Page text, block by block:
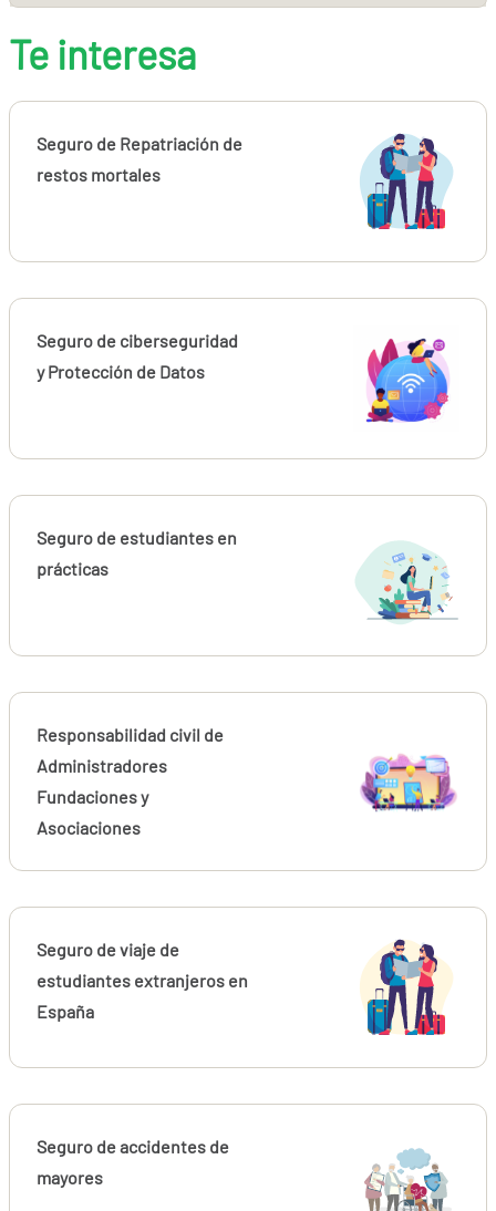
Te interesa
Seguro de Repatriación de
restos mortales
Seguro de ciberseguridad
y Protección de Datos
Seguro de estudiantes en
prácticas
Responsabilidad civil de
Administradores
Fundaciones y
Asociaciones
Seguro de viaje de
estudiantes extranjeros en
España
Seguro de accidentes de
mayores